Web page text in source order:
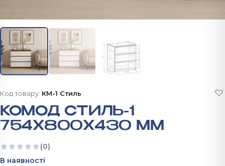
Код товару: КМ-1 Стиль
КОМОД СТИЛЬ-1
754Х800Х430 ММ
(0)
Ще немає відгуків
В наявності